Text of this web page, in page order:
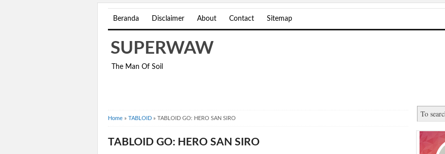
Beranda Disclaimer About Contact Sitemap
SUPERWAW
The Man Of Soil
Home » TABLOID » TABLOID GO: HERO SAN SIRO
TABLOID GO: HERO SAN SIRO